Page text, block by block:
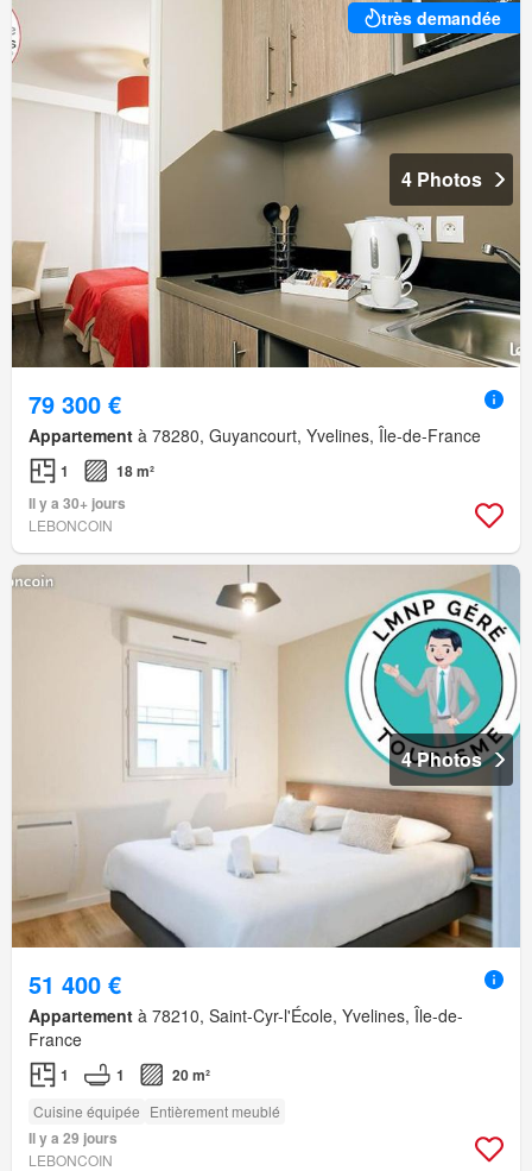
très demandée
4 Photos
79 300 €
Appartement à 78280, Guyancourt, Yvelines, Île-de-France
1
18 m²
Il y a 30+ jours
LEBONCOIN
4 Photos
51 400 €
Appartement à 78210, Saint-Cyr-l'École, Yvelines, Île-de-
France
1 1 20 m²
Cuisine équipée Entièrement meublé
Il y a 29 jours
LEBONCOIN